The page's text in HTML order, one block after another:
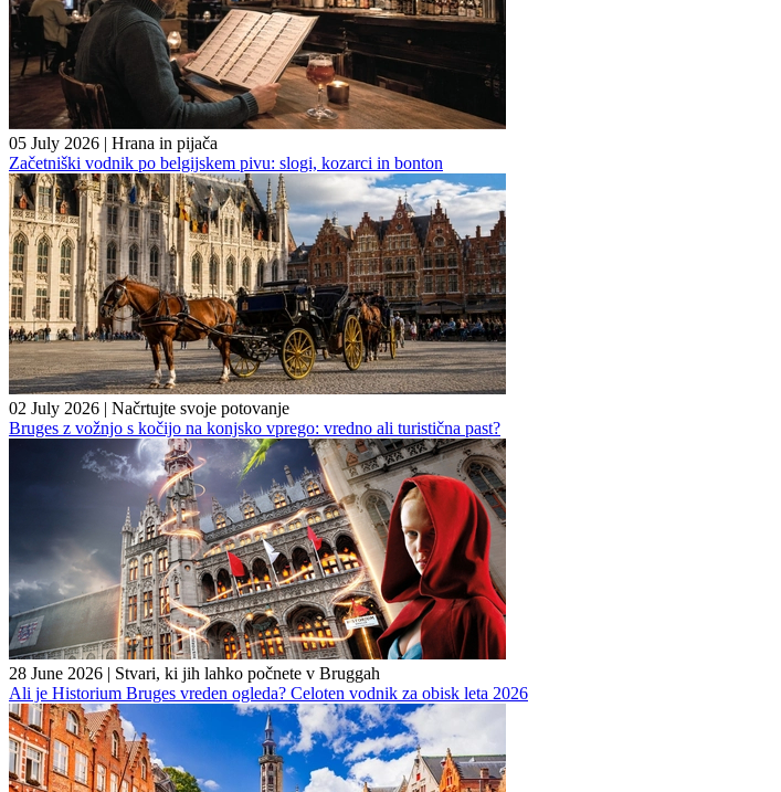
05 July 2026 | Hrana in pijača
Začetniški vodnik po belgijskem pivu: slogi, kozarci in bonton
02 July 2026 | Načrtujte svoje potovanje
Bruges z vožnjo s kočijo na konjsko vprego: vredno ali turistična past?
28 June 2026 | Stvari, ki jih lahko počnete v Bruggah
Ali je Historium Bruges vreden ogleda? Celoten vodnik za obisk leta 2026